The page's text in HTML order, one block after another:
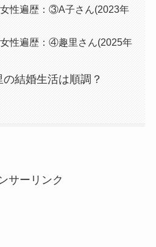
性遍歴：③A子さん(2023年
性遍歴：④趣里さん(2025年
結婚生活は順調？
サーリンク